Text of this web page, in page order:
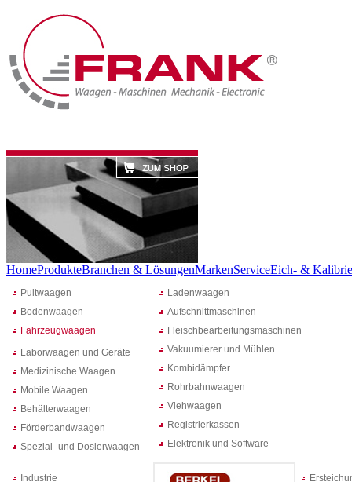
HomeProdukteBranchen & LösungenMarkenServiceEich- &
Pultwaagen
Bodenwaagen
Fahrzeugwaagen
Laborwaagen und Geräte
Medizinische Waagen
Mobile Waagen
Behälterwaagen
Förderbandwaagen
Spezial- und Dosierwaagen
Ladenwaagen
Aufschnittmaschinen
Fleischbearbeitungsmaschinen
Vakuumierer und Mühlen
Kombidämpfer
Rohrbahnwaagen
Viehwaagen
Registrierkassen
Elektronik und Software
Industrie